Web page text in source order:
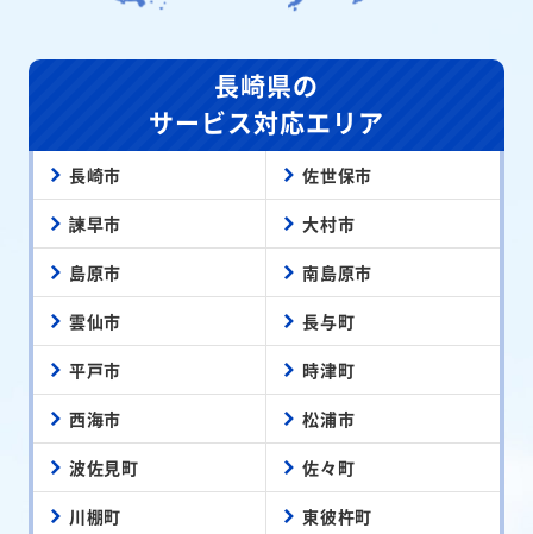
長崎県の
サービス対応エリア
長崎市 佐世保市
諫早市 大村市
島原市 南島原市
雲仙市 長与町
平戸市 時津町
西海市 松浦市
波佐見町 佐々町
川棚町 東彼杵町